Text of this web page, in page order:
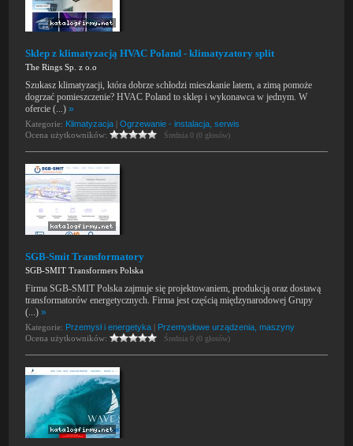
Sklep z klimatyzacją HVAC Poland - klimatyzatory split
The Rings Sp. z o.o
Szukasz klimatyzacji, która dobrze schłodzi mieszkanie latem, a zimą pomoże
dogrzać pomieszczenie? HVAC Poland to sklep i wykonawca w jednym. W
ofercie (...)»
Kategorie: Klimatyzacja |Ogrzewanie - instalacja, serwis
Ocena użytkowników:
Średnia 0 (0 głosów)
SGB-Smit Transformatory
SGB-SMIT Transformers Polska
Firma SGB-SMIT Polska zajmuje się projektowaniem, produkcją oraz dostawą
transformatorów energetycznych. Firma jest częścią międzynarodowej Grupy
(...)»
Kategorie: Przemysł i energetyka | Przemysłowe urządzenia, maszyny
Ocena użytkowników:
Średnia 0 (0 głosów)